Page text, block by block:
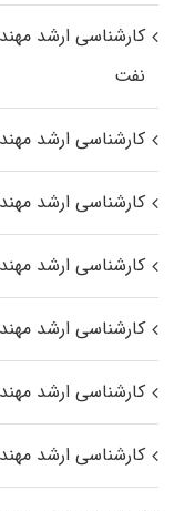
کارشناسی ارشد
نفت
کارشناسی ارشد
کارشناسی ارشد
کارشناسی ارشد
کارشناسی ارشد
کارشناسی ارشد
کارشناسی ارشد